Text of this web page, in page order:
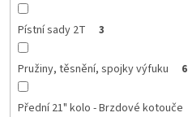
Pístní sady 2T 3
Pružiny, těsnění, spojky výfuku 6
Přední 21" kolo - Brzdové kotouče